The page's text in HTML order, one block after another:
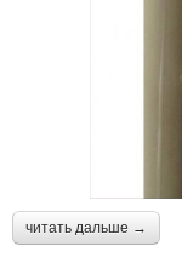
читать дальше →